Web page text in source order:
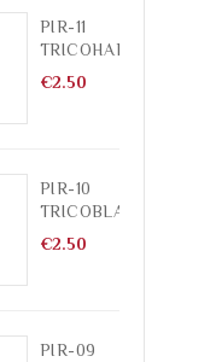
PIR-11
TRICOHARE
€2.50
PIR-10
TRICOBLACK
€2.50
PIR-09